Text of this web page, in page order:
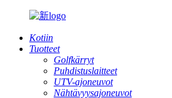
Kotiin
Tuotteet
Golfkärryt
Puhdistuslaitteet
UTV-ajoneuvot
Nähtävyysajoneuvot